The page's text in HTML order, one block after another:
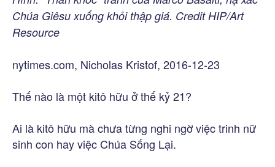
Chúa Giêsu xuống khỏi thập giá. Credit HIP/Art
Resource
nytimes.com, Nicholas Kristof, 2016-12-23
Thế nào là một kitô hữu ở thế kỷ 21?
Ai là kitô hữu mà chưa từng nghi ngờ việc trinh nữ
sinh con hay việc Chúa Sống Lại.